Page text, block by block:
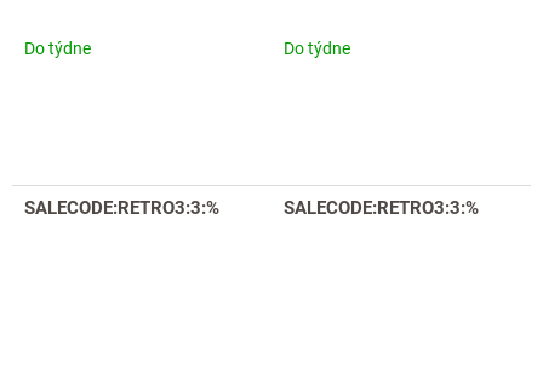
Do týdne Do týdne
SALECODE:RETRO3:3:% SALECODE:RETRO3:3:%